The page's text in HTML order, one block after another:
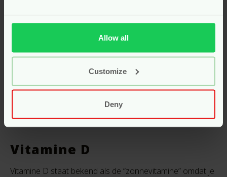
Allow all
Customize
Deny
groei en ontwikkeling op een veilige en milde manier. Kies
voor een gezonde aanvulling op de voeding van je
kleintje met onze biologische en kindvriendelijke
in te nemen zijn. Geef je kind de beste start met de juiste
vitamines en mineralen voor een gezond en energiek
leven!
Vitamine D
Vitamine D staat bekend als de “zonnevitamine” omdat je